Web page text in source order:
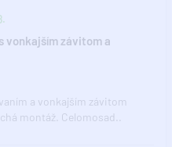
vonkajším závitom a
a vonkajším závitom
montáž. Celomosad..